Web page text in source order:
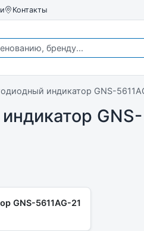
Контакты
индикатор GNS-
GNS-
GNS-5611AG-21